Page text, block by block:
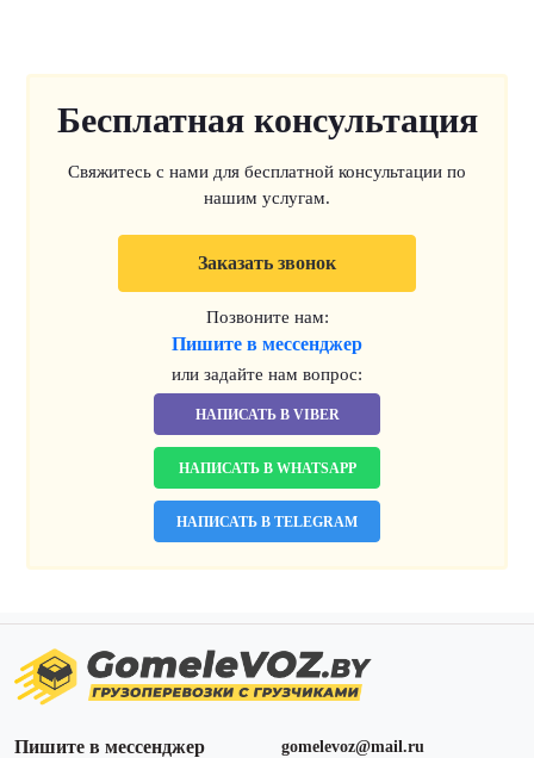
Бесплатная консультация
Свяжитесь с нами для бесплатной консультации по
нашим услугам.
Заказать звонок
Позвоните нам:
Пишите в мессенджер
или задайте нам вопрос:
НАПИСАТЬ В VIBER
НАПИСАТЬ В WHATSAPP
НАПИСАТЬ В TELEGRAM
Пишите в мессенджер
gomelevoz@mail.ru